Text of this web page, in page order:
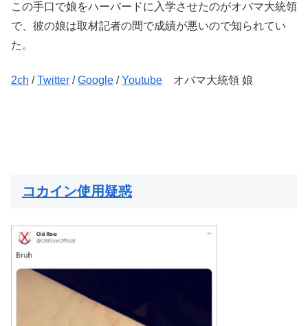
この手口で娘をハーバードに入学させたのがオバマ大統領
で、彼の娘は取材記者の間で成績が悪いので知られてい
た。
2ch /Twitter /Google /Youtube オバマ大統領 娘
コカイン使用疑惑